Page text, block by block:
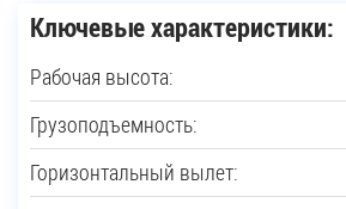
Запчасти
Услуги
О компании
Ключевые характеристики:
Рабочая высота:
Грузоподъемность:
Горизонтальный вылет: